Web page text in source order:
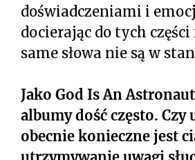
doświadczeniami i
docierając do tych
same słowa nie są w
Jako God Is An
albumy dość często. Czy
obecnie konieczne jest